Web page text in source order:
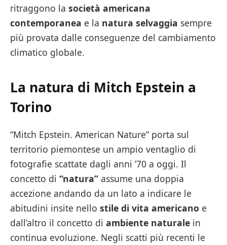
ritraggono la società americana
contemporanea e la natura selvaggia sempre
più provata dalle conseguenze del cambiamento
climatico globale.
La natura di Mitch Epstein a
Torino
“Mitch Epstein. American Nature” porta sul
territorio piemontese un ampio ventaglio di
fotografie scattate dagli anni ’70 a oggi. Il
concetto di “natura” assume una doppia
accezione andando da un lato a indicare le
abitudini insite nello stile di vita americano e
dall’altro il concetto di ambiente naturale in
continua evoluzione. Negli scatti più recenti le